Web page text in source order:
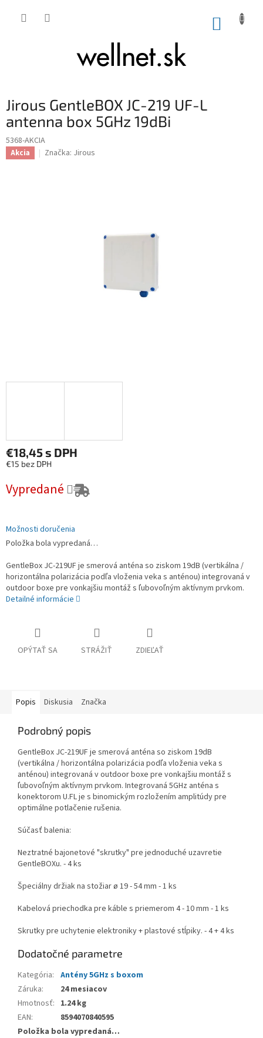
Jirous GentleBOX JC-219 UF-L
antenna box 5GHz 19dBi
5368-AKCIA
Akcia Značka: Jirous
€18,45s DPH
€15 bez DPH
Vypredané
Možnosti doručenia
Položka bola vypredaná…
GentleBox JC-219UF je smerová anténa so ziskom 19dB (vertikálna /
horizontálna polarizácia podľa vloženia veka s anténou) integrovaná v
outdoor boxe pre vonkajšiu montáž s ľubovoľným aktívnym prvkom.
Detailné informácie
OPÝTAŤ SA STRÁŽIŤ ZDIEĽAŤ
Popis Diskusia Značka
Podrobný popis
GentleBox JC-219UF je smerová anténa so ziskom 19dB
(vertikálna / horizontálna polarizácia podľa vloženia veka s
anténou) integrovaná v outdoor boxe pre vonkajšiu montáž s
ľubovoľným aktívnym prvkom. Integrovaná 5GHz anténa s
konektorom U.FL je s binomickým rozložením amplitúdy pre
optimálne potlačenie rušenia.
Súčasť balenia:
Neztratné bajonetové "skrutky" pre jednoduché uzavretie
GentleBOXu. - 4 ks
Špeciálny držiak na stožiar ø 19 - 54 mm - 1 ks
Kabelová priechodka pre káble s priemerom 4 - 10 mm - 1 ks
Skrutky pre uchytenie elektroniky + plastové stĺpiky. - 4 + 4 ks
Dodatočné parametre
Kategória: Antény 5GHz s boxom
Záruka:
24 mesiacov
Hmotnosť: 1.24 kg
EAN:
8594070840595
Položka bola vypredaná…